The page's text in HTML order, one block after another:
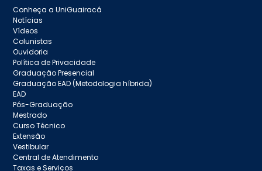
Conheça a UniGuairacá
Notícias
Vídeos
Colunistas
Ouvidoria
Política de Privacidade
Graduação Presencial
Graduação EAD (Metodologia híbrida)
EAD
Pós-Graduação
Mestrado
Curso Técnico
Extensão
Vestibular
Central de Atendimento
Taxas e Serviços